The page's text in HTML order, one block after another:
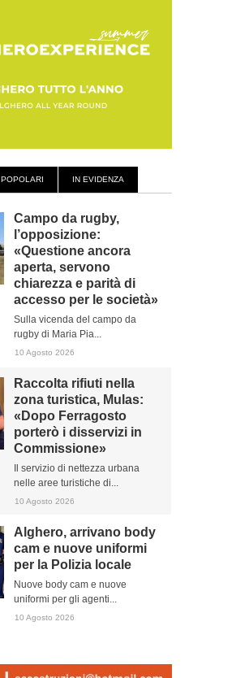
POPOLARI IN EVIDENZA
Campo da rugby,
l’opposizione:
«Questione ancora
aperta, servono
chiarezza e parità di
accesso per le società»
Sulla vicenda del campo da
rugby di Maria Pia...
10 Agosto 2026
Raccolta rifiuti nella
zona turistica, Mulas:
«Dopo Ferragosto
porterò i disservizi in
Commissione»
Il servizio di nettezza urbana
nelle aree turistiche di...
10 Agosto 2026
Alghero, arrivano body
cam e nuove uniformi
per la Polizia locale
Nuove body cam e nuove
uniformi per gli agenti...
10 Agosto 2026